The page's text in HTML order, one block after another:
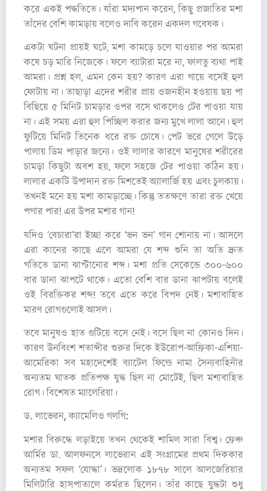
করে একই পদ্ধতিতে। যাঁরা মদ্যপান করেন, কিছু প্রজাতির মশা
তাঁদের বেশি কামড়ায় বলেও দাবি করেন একদল গবেষক।
একটা ঘটনা প্রায়ই ঘটে, মশা কামড়ে চলে যাওয়ার পর আমরা
কষে চড় মারি নিজেকে। ফলে ব্যাটারা মরে না, ফালতু ব্যথা পাই
আমরা। প্রশ্ন হল, এমন কেন হয়? কারণ এরা গায়ে বসেই হুল
ফোটায় না। তাছাড়া এদের শরীর প্রায় ওজনহীন হওয়ায় ছয় পা
বিছিয়ে ৫ মিনিট চামড়ার ওপর বসে থাকলেও টের পাওয়া যায়
না। এই সময় এরা হুল পিচ্ছিল করার জন্য মুখে লালা আনে। হুল
ফুটিয়ে মিনিট তিনেক ধরে রক্ত চোষে। পেট ভরে গেলে উড়ে
পালায় ডিম পাড়ার জন্যে। ওই লালার কারণে মানুষের শরীরের
চামড়া কিছুটা অবশ হয়, ফলে সহজে টের পাওয়া কঠিন হয়।
লালার একটি উপাদান রক্ত মিশতেই অ্যালার্জি হয় এবং চুলকায়।
তখনই মনে হয় মশা কামড়াচ্ছে। কিন্তু ততক্ষণে তারা রক্ত খেয়ে
পগার পার! এর উপর মশার গান!
যদিও ‘বেচারা’রা ইচ্ছা করে ‘ভন ভন’ গান শোনায় না। আসলে
এরা কানের কাছে এলে আমরা যে শব্দ শুনি তা অতি দ্রুত
গতিতে ডানা ঝাপ্টানোর শব্দ। মশা প্রতি সেকেন্ডে ৩০০-৬০০
বার ডানা ঝাপটে থাকে। এতো বেশি বার ডানা ঝাপটায় বলেই
ওই বিরক্তিকর শব্দ! তবে এতে করে বিপদ নেই। মশাবাহিত
মারণ রোগগুলোই আসল।
তবে মানুষও হাত গুটিয়ে বসে নেই। বসে ছিল না কোনও দিন।
কারণ উনবিংশ শতাব্দীর শুরুর দিকে ইউরোপ-আফ্রিকা-এশিয়া-
আমেরিকা সব মহাদেশেই ব্যাটেল ফিল্ডে নামা সৈন্যবাহিনীর
অন্যতম ঘাতক প্রতিপক্ষ যুদ্ধ ছিল না মোটেই, ছিল মশাবাহিত
রোগ। বিশেষত ম্যালেরিয়া।
ড. লাভেরন, ক্যামেলিও গলগি:
মশার বিরুদ্ধে লড়াইয়ে তখন থেকেই শামিল সারা বিশ্ব। ফ্রেঞ্চ
আর্মির ডা. আলফনসে লাভেরান এই সংগ্রামের প্রথম দিককার
অন্যতম সফল ‘যোদ্ধা’। ভদ্রলোক ১৮৭৮ সালে আলজেরিয়ার
মিলিটারি হাসপাতালে কর্মরত ছিলেন। তাঁর কাছে যুদ্ধটা শুধু